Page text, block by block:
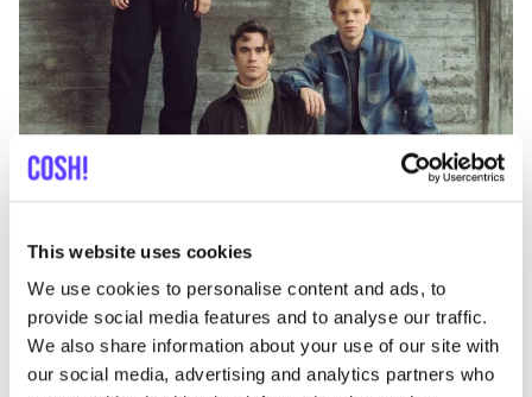
This website uses cookies
We use cookies to personalise content and ads, to
provide social media features and to analyse our traffic.
We also share information about your use of our site with
our social media, advertising and analytics partners who